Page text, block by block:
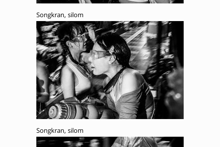
Songkran, silom
Songkran, silom